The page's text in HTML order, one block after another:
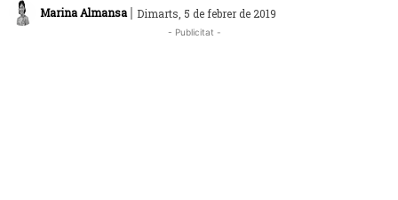
Marina Almansa | Dimarts, 5 de febrer de 2019
- Publicitat -